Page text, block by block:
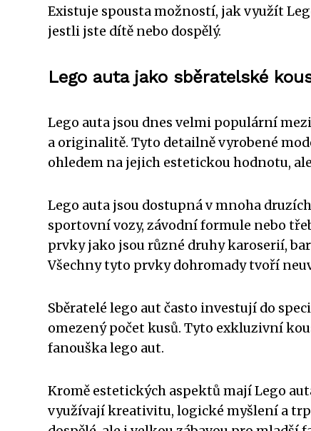
Existuje spousta možností, jak využít
jestli jste dítě nebo dospělý.
Lego auta jako sběratelské
Lego auta jsou dnes velmi populární
a originalitě. Tyto detailně vyrobené
ohledem na jejich estetickou hodnotu,
Lego auta jsou dostupná v mnoha
sportovní vozy, závodní formule nebo
prvky jako jsou různé druhy karoserií,
Všechny tyto prvky dohromady tvoří
Sběratelé lego aut často investují do
omezený počet kusů. Tyto exkluzivní
fanouška lego aut.
Kromě estetických aspektů mají Lego
využívají kreativitu, logické myšlení a